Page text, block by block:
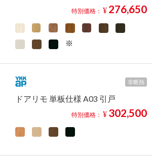
特別価格： ¥ 276,650
非断熱
ドアリモ 単板仕様 A03 引戸
特別価格： ¥ 302,500